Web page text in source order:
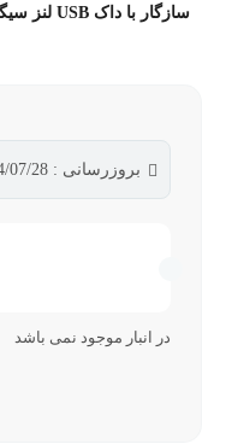
سازگار با داک USB لنز سیگما Sigma
بروزرسانی : 1404/07/28
در انبار موجود نمی باشد